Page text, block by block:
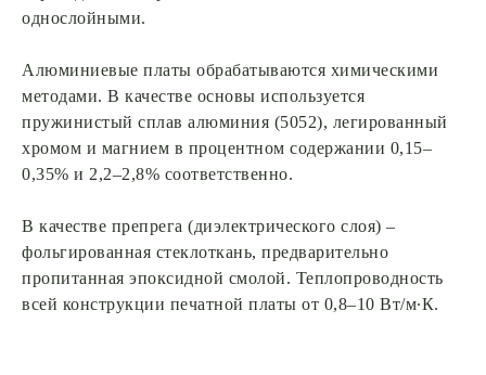
однослойными.
Алюминиевые платы обрабатываются химическими
методами. В качестве основы используется
пружинистый сплав алюминия (5052), легированный
хромом и магнием в процентном содержании 0,15–
0,35% и 2,2–2,8% соответственно.
В качестве препрега (диэлектрического слоя) –
фольгированная стеклоткань, предварительно
пропитанная эпоксидной смолой. Теплопроводность
всей конструкции печатной платы от 0,8–10 Вт/м∙К.